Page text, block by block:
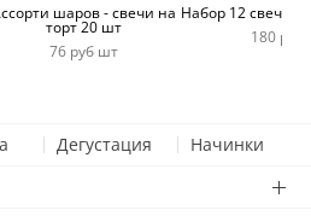
шаров - свечи на
торт 20 шт
76 руб шт
Набор 12 свечей
180 руб
Дегустация Начинки